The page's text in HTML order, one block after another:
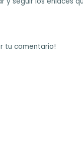
tu comentario!